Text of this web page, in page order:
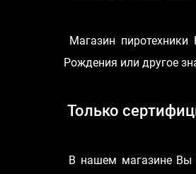
Магазин пиротехники
Рождения или другое
Только
В нашем магазине Вы